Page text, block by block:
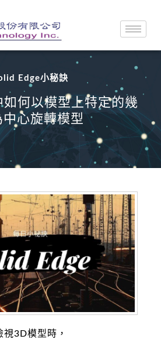
Edge小秘訣
何以模型上特定的幾
中心旋轉模型
3D模型時，